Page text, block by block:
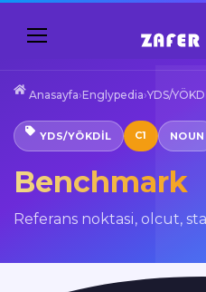
Anasayfa›Englypedia›YDS/
YDS/YÖKDİL C1 NOUN
Benchmark
Referans noktasi, olcut,